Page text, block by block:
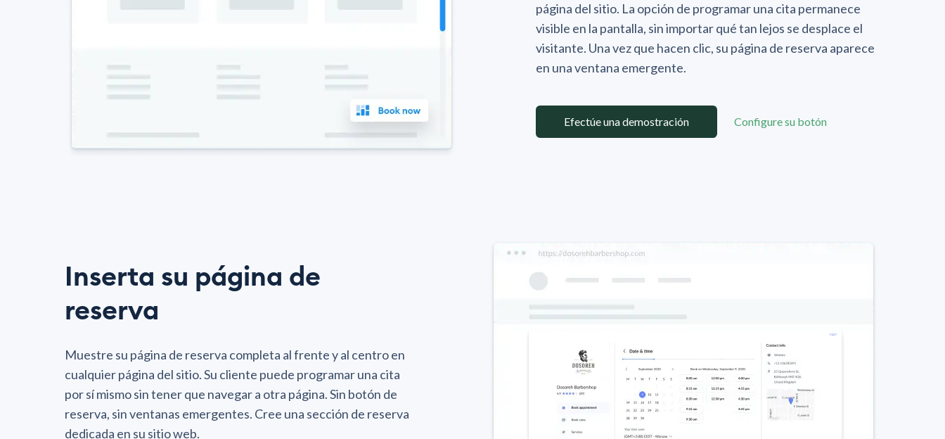
página del sitio. La opción de programar una cita permanece
visible en la pantalla, sin importar qué tan lejos se desplace el
visitante. Una vez que hacen clic, su página de reserva aparece
en una ventana emergente.
Efectúe una demostración Configure su botón
Inserta su página de
reserva
Muestre su página de reserva completa al frente y al centro en
cualquier página del sitio. Su cliente puede programar una cita
por sí mismo sin tener que navegar a otra página. Sin botón de
reserva, sin ventanas emergentes. Cree una sección de reserva
dedicada en su sitio web.